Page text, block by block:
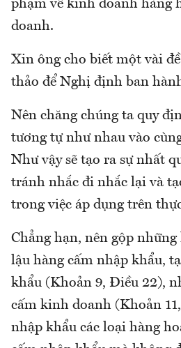
phạm về kinh doanh hàng
doanh.
Xin ông cho biết một vài
thảo để Nghị định ban
Nên chăng chúng ta quy
tương tự như nhau vào
Như vậy sẽ tạo ra sự nhất
tránh nhắc đi nhắc lại và
trong việc áp dụng trên
Chẳng hạn, nên gộp
lậu hàng cấm nhập khẩu,
khẩu (Khoản 9, Điều 22),
cấm kinh doanh (Khoản
nhập khẩu các loại hàng